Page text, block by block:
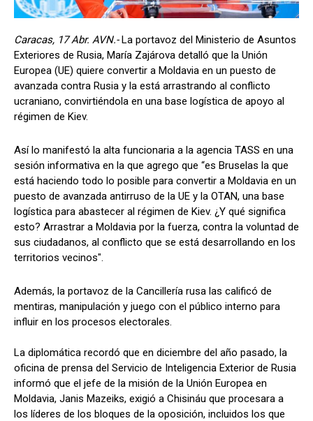
Caracas, 17 Abr. AVN.-La portavoz del Ministerio de Asuntos
Exteriores de Rusia, María Zajárova detalló que la Unión
Europea (UE) quiere convertir a Moldavia en un puesto de
avanzada contra Rusia y la está arrastrando al conflicto
ucraniano, convirtiéndola en una base logística de apoyo al
régimen de Kiev.
Así lo manifestó la alta funcionaria a la agencia TASS en una
sesión informativa en la que agrego que “es Bruselas la que
está haciendo todo lo posible para convertir a Moldavia en un
puesto de avanzada antirruso de la UE y la OTAN, una base
logística para abastecer al régimen de Kiev. ¿Y qué significa
esto? Arrastrar a Moldavia por la fuerza, contra la voluntad de
sus ciudadanos, al conflicto que se está desarrollando en los
territorios vecinos".
Además, la portavoz de la Cancillería rusa las calificó de
mentiras, manipulación y juego con el público interno para
influir en los procesos electorales.
La diplomática recordó que en diciembre del año pasado, la
oficina de prensa del Servicio de Inteligencia Exterior de Rusia
informó que el jefe de la misión de la Unión Europea en
Moldavia, Janis Mazeiks, exigió a Chisináu que procesara a
los líderes de los bloques de la oposición, incluidos los que